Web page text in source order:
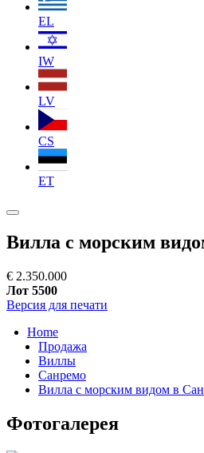
EL
IW
LV
CS
ET
Вилла с морским
€ 2.350.000
Лот 5500
Версия для печати
Home
Продажа
Виллы
Санремо
Вилла с морским видом в
Фотогалерея